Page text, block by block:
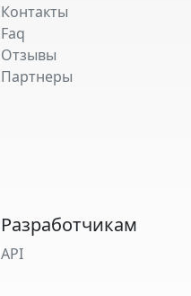
Контакты
Faq
Отзывы
Партнеры
Разработчикам
API